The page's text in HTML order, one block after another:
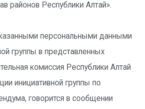
районов Республики Алтай».
персональными данными
группы в представленных
комиссия Республики Алтай
инициативной группы по
говорится в сообщении